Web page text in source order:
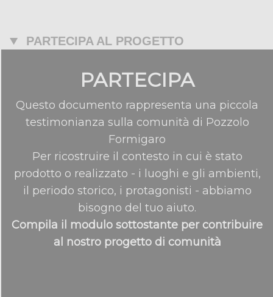
PARTECIPA AL PROGETTO
PARTECIPA
Questo documento rappresenta una piccola
testimonianza sulla comunità di Pozzolo
Formigaro
Per ricostruire il contesto in cui è stato
prodotto o realizzato - i luoghi e gli ambienti,
il periodo storico, i protagonisti - abbiamo
bisogno del tuo aiuto.
Compila il modulo sottostante per contribuire
al nostro progetto di comunità